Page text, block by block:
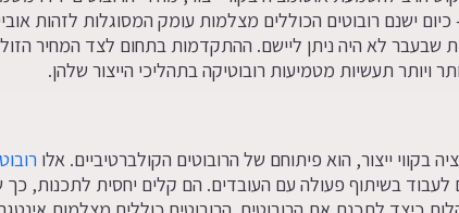
ישנם רובוטים הכוללים מצלמות עומק המסוגלות לזהות
שבעבר לא היה ניתן ליישם. ההתקדמות בתחום לצד המחיר
ויותר תעשיות מטמיעות רובוטיקה בתהליכי הייצור שלהן.
בקווי ייצור, הוא פיתוחם של הרובוטים הקולברטיביים. אלו
לעבוד בשיתוף פעולה עם העובדים. הם קלים יחסית לתכנות, כך